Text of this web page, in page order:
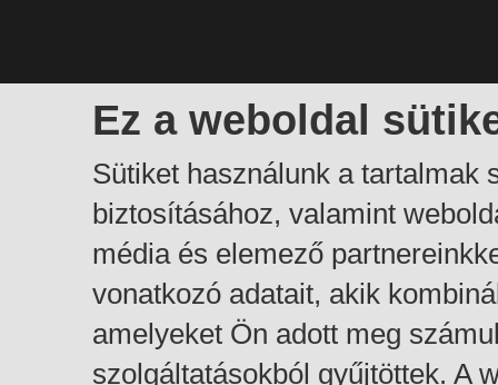
Ez a weboldal
Sütiket használunk a tartalmak
biztosításához, valamint
média és elemező
vonatkozó adatait, akik
amelyeket Ön adott meg
szolgáltatásokból gyűjtöttek. A